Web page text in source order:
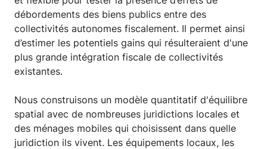
débordements des biens publics entre des
collectivités autonomes fiscalement. Il permet ainsi
d’estimer les potentiels gains qui résulteraient d'une
plus grande intégration fiscale de collectivités
existantes.
Nous construisons un modèle quantitatif d'équilibre
spatial avec de nombreuses juridictions locales et
des ménages mobiles qui choisissent dans quelle
juridiction ils vivent. Les équipements locaux, les